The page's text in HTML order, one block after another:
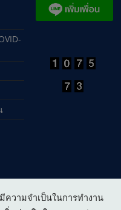
ความจำเป็นในการทำงาน